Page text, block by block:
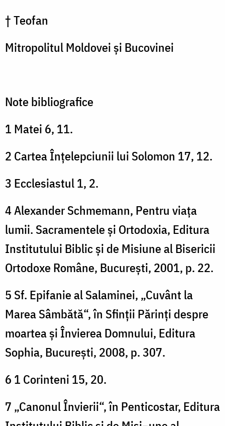
† Teofan
Mitropolitul Moldovei și Bucovinei
Note bibliografice
1 Matei 6, 11.
2 Cartea Înțelepciunii lui Solomon 17, 12.
3 Ecclesiastul 1, 2.
4 Alexander Schmemann, Pentru viața
lumii. Sacramentele și Ortodoxia, Editura
Institutului Biblic și de Misiune al Bisericii
Ortodoxe Române, București, 2001, p. 22.
5 Sf. Epifanie al Salaminei, „Cuvânt la
Marea Sâmbătă“, în Sfinții Părinți despre
moartea și Învierea Domnului, Editura
Sophia, București, 2008, p. 307.
6 1 Corinteni 15, 20.
7 „Canonul Învierii“, în Penticostar, Editura